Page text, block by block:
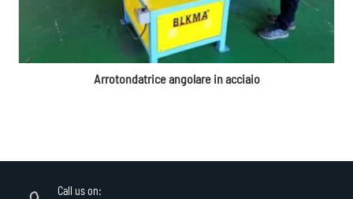
Arrotondatrice angolare in acciaio
Call us on: